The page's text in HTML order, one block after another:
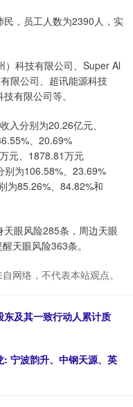
民，员工人数为2390人，实
）科技有限公司、Super Al
限公司、超讯能源科技
有限公司等。
入分别为20.26亿元、
、20.69%
元、1878.81万元
别为106.58%、23.69%
为85.26%、84.82%和
眼风险285条，周边天眼
天眼风险363条。
网络，不代表本站观点。
及其一致行动人累计质
宁波韵升、中钢天源、英